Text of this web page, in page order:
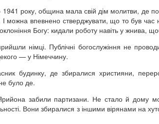
року, община мала свій дім молитви, де
І можна впевнено стверджувати, що то був
Богу: кидали роботу навіть у жнива,
німці. Публічні богослужіння не
— у Німеччину.
будинку, де збиралися християни,
було де.
забили партизани. Не стало й дому
Вони збиралися з іншими вірянами на